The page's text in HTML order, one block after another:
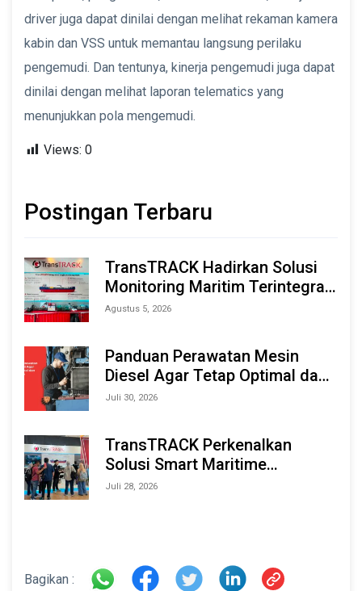
driver juga dapat dinilai dengan melihat rekaman kamera
kabin dan VSS untuk memantau langsung perilaku
pengemudi. Dan tentunya, kinerja pengemudi juga dapat
dinilai dengan melihat laporan telematics yang
menunjukkan pola mengemudi.
Views: 0
Postingan Terbaru
TransTRACK Hadirkan Solusi
Monitoring Maritim Terintegrasi
Berbasis AI & IoT di Indonesia
Agustus 5, 2026
Panduan Perawatan Mesin
Diesel Agar Tetap Optimal dan
Tahan Lama
Juli 30, 2026
TransTRACK Perkenalkan
Solusi Smart Maritime
Monitoring Berbasis AI dan IoT
Juli 28, 2026
Bagikan :